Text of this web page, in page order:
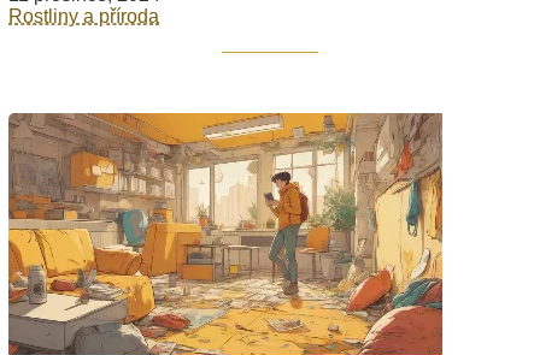
Rostliny a příroda